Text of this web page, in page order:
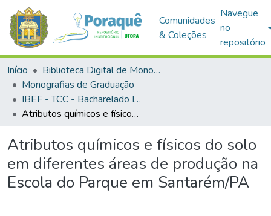
Comunidades
& Coleções
Navegue
no
repositório
Início
Biblioteca Digital de Monografias (BDM)
Monografias de Graduação
IBEF - TCC - Bacharelado Interdisciplinar em Ciências Agrárias
Atributos químicos e físicos do solo em diferentes áreas de produção na Escola do Parque em Santarém/PA
Atributos químicos e físicos do solo
em diferentes áreas de produção na
Escola do Parque em Santarém/PA